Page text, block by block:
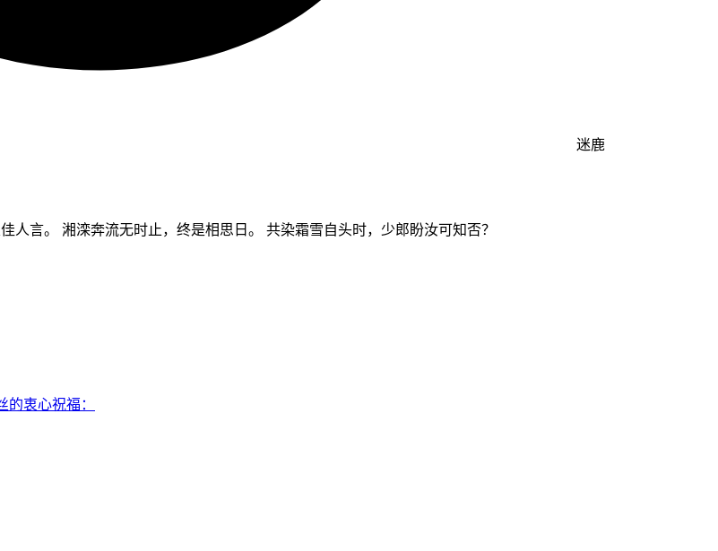
迷鹿
言。 湘滦奔流无时止，终是相思日。 共染霜雪自头时，少郎盼汝可知否？
衷心祝福：